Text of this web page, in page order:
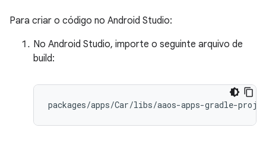
Para criar o código no Android Studio:
No Android Studio, importe o seguinte arquivo de
build: